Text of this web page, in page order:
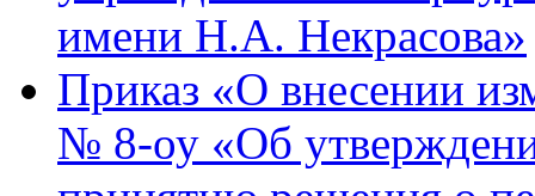
имени Н.А. Некрасова»
Приказ «О внесении
№ 8-оу «Об